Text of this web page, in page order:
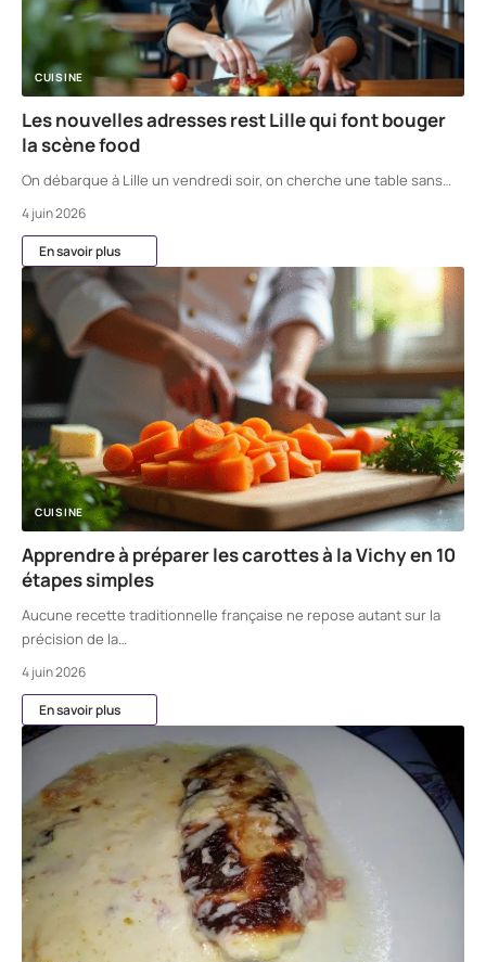
CUISINE
Les nouvelles adresses rest Lille qui font bouger
la scène food
On débarque à Lille un vendredi soir, on cherche une table sans…
4 juin 2026
En savoir plus
CUISINE
Apprendre à préparer les carottes à la Vichy en 10
étapes simples
Aucune recette traditionnelle française ne repose autant sur la
précision de la…
4 juin 2026
En savoir plus